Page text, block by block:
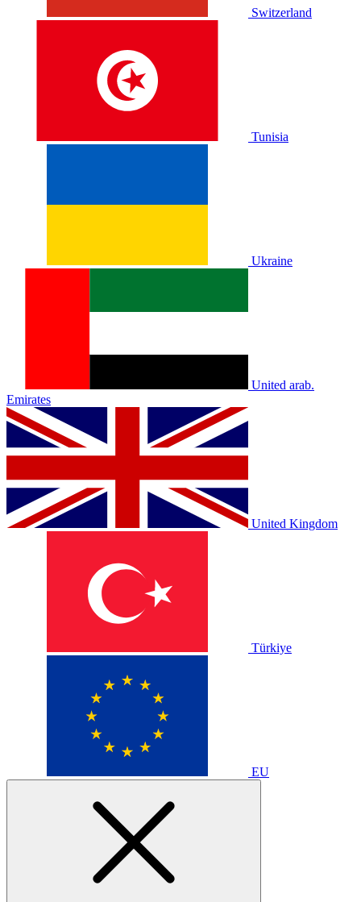
Switzerland
Tunisia
Ukraine
United arab.
Emirates
United Kingdom
Türkiye
EU